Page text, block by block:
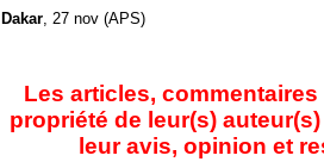
Dakar, 27 nov (APS)
Les articles,
propriété de leur(s)
leur avis, opinion et